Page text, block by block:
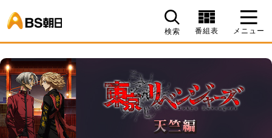
検索 番組表 メニュー